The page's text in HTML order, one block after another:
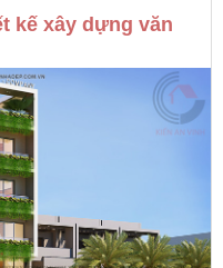
kế xây dựng văn